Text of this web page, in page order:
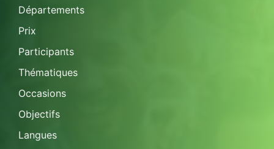
Départements
Prix
Participants
Thématiques
Occasions
Objectifs
Langues